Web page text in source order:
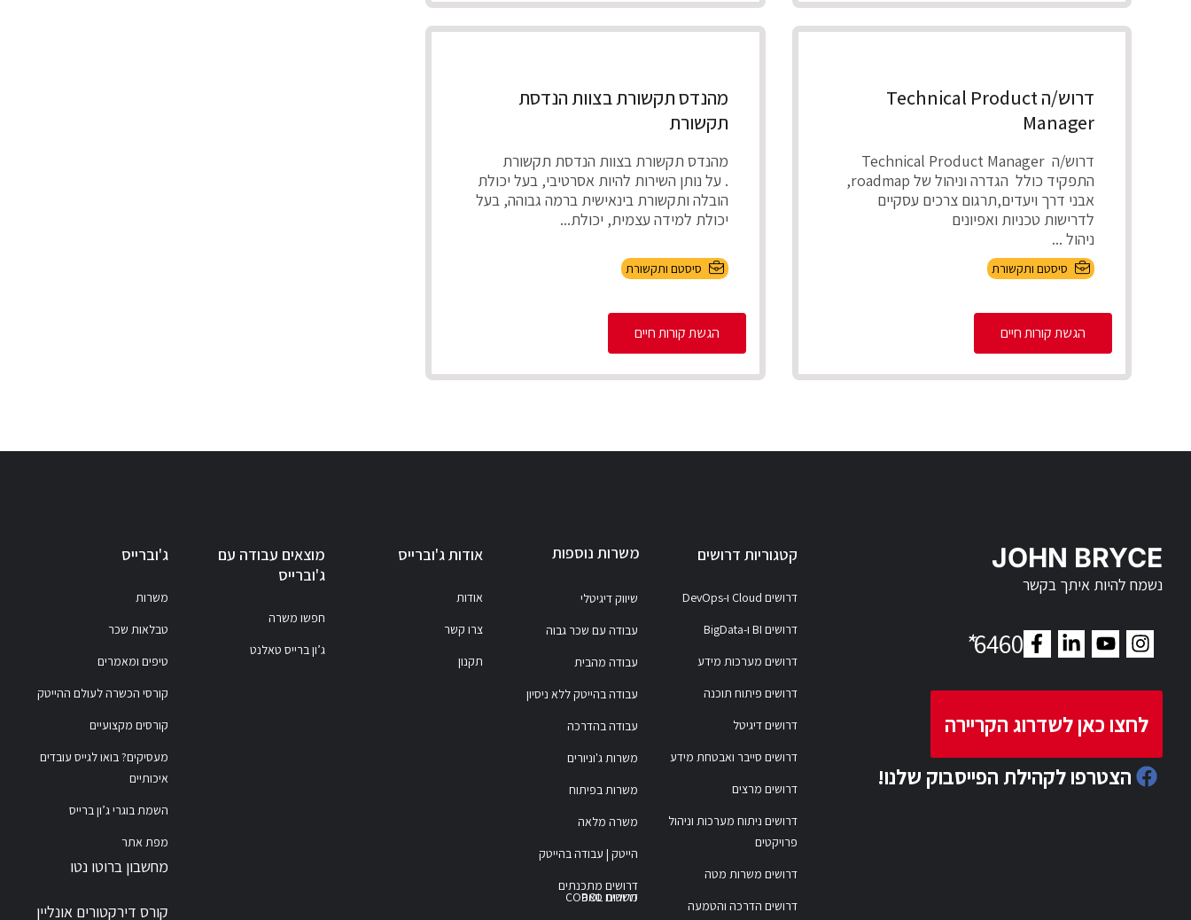
דרוש/ה Technical Product
Manager
דרוש/ה Technical Product Manager
התפקיד כולל הגדרה וניהול של roadmap,
אבני דרך ויעדים,תרגום צרכים עסקיים
לדרישות טכניות ואפיונים
ניהול ...
סיסטם ותקשורת
הגשת קורות חיים
מהנדס תקשורת בצוות הנדסת
תקשורת
מהנדס תקשורת בצוות הנדסת תקשורת
. על נותן השירות להיות אסרטיבי, בעל יכולת
הובלה ותקשורת בינאישית ברמה גבוהה, בעל
יכולת למידה עצמית, יכולת...
סיסטם ותקשורת
הגשת קורות חיים
JOHN BRYCE
נשמח להיות איתך בקשר
6460
*
לחצו כאן לשדרוג הקריירה
הצטרפו לקהילת הפייסבוק שלנו!
קטגוריות דרושים
דרושים Cloud ו-DevOps
דרושים BI ו-BigData
דרושים מערכות מידע
דרושים פיתוח תוכנה
דרושים דיגיטל
דרושים סייבר ואבטחת מידע
דרושים מרצים
דרושים ניתוח מערכות וניהול
פרויקטים
דרושים משרות מטה
דרושים הדרכה והטמעה
משרות נוספות
שיווק דיגיטלי
עבודה עם שכר גבוה
עבודה מהבית
עבודה בהייטק ללא ניסיון
עבודה בהדרכה
משרות ג'וניורים
משרות בפיתוח
משרה מלאה
הייטק | עבודה בהייטק
דרושים מתכנתים
דרושים סאפ
משרות COBOL
אודות ג'וברייס
אודות
צרו קשר
תקנון
מוצאים עבודה עם
ג'וברייס
חפשו משרה
ג’ון ברייס טאלנט
ג'וברייס
משרות
טבלאות שכר
טיפים ומאמרים
קורסי הכשרה לעולם ההייטק
קורסים מקצועיים
מעסיקים? בואו לגייס עובדים
איכותיים
השמת בוגרי ג’ון ברייס
מפת אתר
מחשבון ברוטו נטו
קורס דירקטורים אונליין